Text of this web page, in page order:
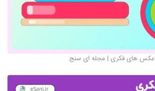
عکس های فکری | مجله ای سنج